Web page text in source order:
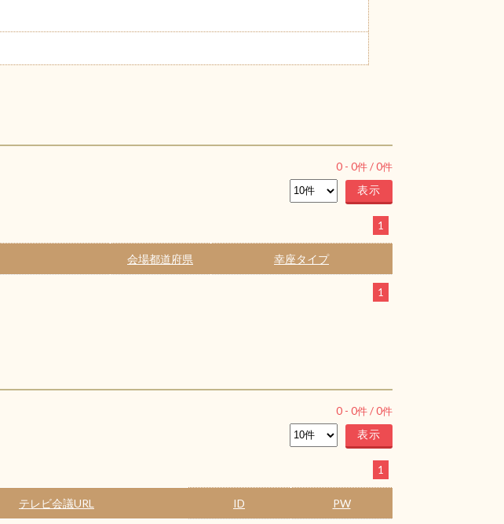
0 - 0件 /0件
1
会場都道府県 幸座タイプ
1
0 - 0件 /0件
1
テレビ会議URL ID PW